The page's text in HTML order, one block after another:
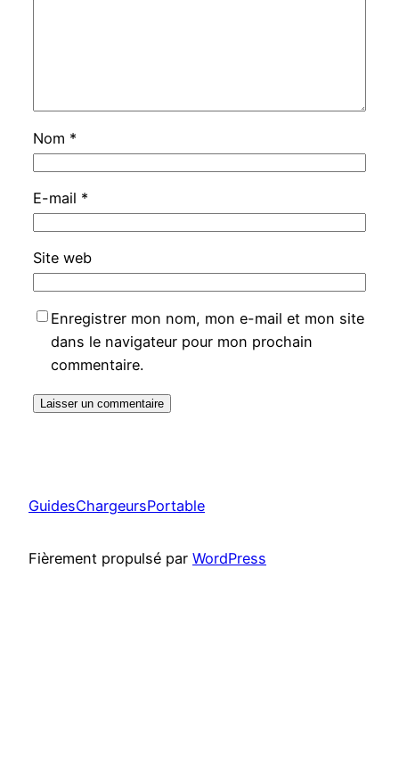
Nom *
E-mail *
Site web
Enregistrer mon nom, mon e-mail et mon site
dans le navigateur pour mon prochain
commentaire.
GuidesChargeursPortable
Fièrement propulsé par WordPress